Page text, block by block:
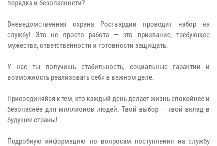
порядка и безопасности?
Вневедомственная охрана Росгвардии проводит набор на
службу! Это не просто работа — это призвание, требующее
мужества, ответственности и готовности защищать.
У нас ты получишь стабильность, социальные гарантии и
возможность реализовать себя в важном деле.
Присоединяйся к тем, кто каждый день делает жизнь спокойнее и
безопаснее для миллионов людей. Твой выбор — твой вклад в
будущее страны!
Подробную информацию по вопросам поступления на службу